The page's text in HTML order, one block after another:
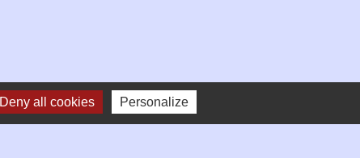
Deny all cookies Personalize